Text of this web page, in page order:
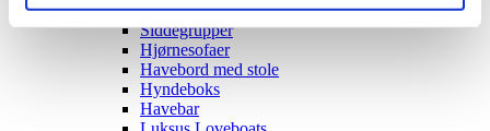
Loungemøbler
Siddegrupper
Hjørnesofaer
Havebord med stole
Hyndeboks
Havebar